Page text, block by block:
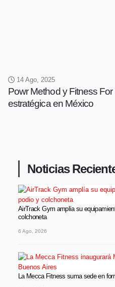
14 Ago, 2025
Powr Method y Fitness
estratégica en México
Noticias
AirTrack Gym amplía su
colchoneta
6 Ago, 2026
La Mecca Fitness suma sede en